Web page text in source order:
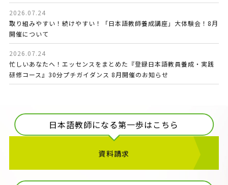
2026.07.24
取り組みやすい！続けやすい！「日本語教師養成講座」大体験会！8月
開催について
2026.07.24
忙しいあなたへ！エッセンスをまとめた『登録日本語教員養成・実践
研修コース』30分プチガイダンス 8月開催のお知らせ
日本語教師になる第一歩はこちら
資料請求